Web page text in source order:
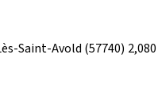
Saint-Avold (57740) 2,080